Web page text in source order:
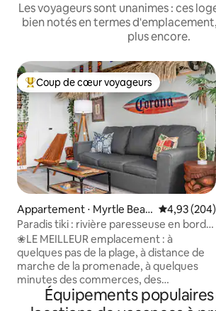
Les voyageurs sont unanimes : ces
bien notés en termes
plus encore.
Coups de cœur voyageurs les plus
Coup de cœur voyageurs
Appartement ⋅ Myrtle Beac
h
Évaluation
4,93 (204)
Paradis tiki : rivière paresseuse en bord
de mer + jacuzzis
❀LE MEILLEUR emplacement : à
quelques pas de la plage, à distance de
marche de la promenade, à quelques
minutes des commerces, des
restaurants et des attractions. ❀Passez
du temps avec vos amis dans le JACUZZI
Équipements populaires